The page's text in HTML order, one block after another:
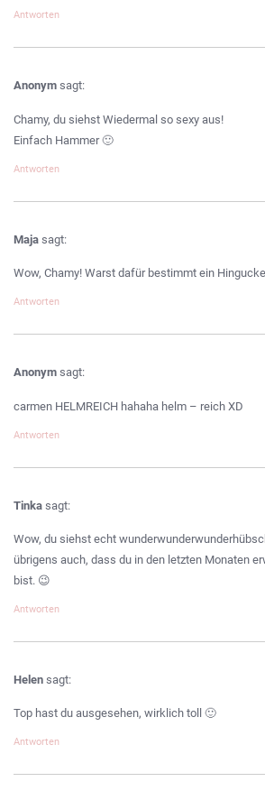
Antworten
Anonym sagt:
Chamy, du siehst Wiedermal so sexy aus!
Einfach Hammer 🙂
Antworten
Maja sagt:
Wow, Chamy! Warst dafür bestimmt ein
Antworten
Anonym sagt:
carmen HELMREICH hahaha helm – reich XD
Antworten
Tinka sagt:
Wow, du siehst echt
übrigens auch, dass du in den letzten Monaten
bist. 😉
Antworten
Helen sagt:
Top hast du ausgesehen, wirklich toll 🙂
Antworten